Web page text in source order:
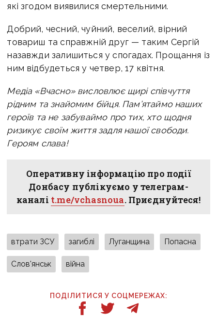
які згодом виявилися смертельними.
Добрий, чесний, чуйний, веселий, вірний
товариш та справжній друг — таким Сергій
назавжди залишиться у спогадах. Прощання із
ним відбудеться у четвер, 17 квітня.
Медіа «Вчасно» висловлює щирі співчуття
рідним та знайомим бійця. Пам’ятаймо наших
героїв та не забуваймо про тих, хто щодня
ризикує своїм життя задля нашої свободи.
Героям слава!
Оперативну інформацію про події
Донбасу публікуємо у телеграм-
каналі t.me/vchasnoua. Приєднуйтеся!
втрати ЗСУ загиблі Луганщина Попасна
Слов'янськ війна
ПОДІЛИТИСЯ У СОЦМЕРЕЖАХ: